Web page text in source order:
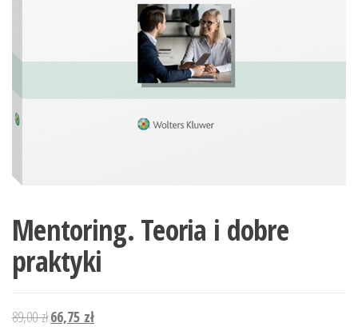
Mentoring. Teoria i dobre
praktyki
89,00złPierwotna
66,75 złAktualna